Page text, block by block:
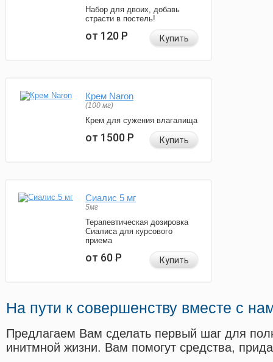
Набор для двоих, добавь
страсти в постель!
от 120Р Купить
Крем Naron
(100 мг)
Крем для сужения влагалища
от 1500Р Купить
Сиалис 5 мг
5мг
Терапевтическая дозировка
Сиалиса для курсового
приема
от 60Р Купить
На пути к совершенству вместе с
Предлагаем Вам сделать первый шаг для
инитмной жизни. Вам помогут средства,